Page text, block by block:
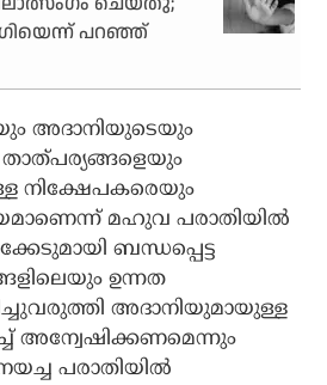
പറഞ്ഞ്
അദാനിയുടെയും
താത്പര്യങ്ങളെയും
നിക്ഷേപകരെയും
മഹുവ പരാതിയില്‍
ബന്ധപ്പെട്ട
ഉന്നത
അദാനിയുമായുള്ള
അന്വേഷിക്കണമെന്നും
പരാതിയില്‍